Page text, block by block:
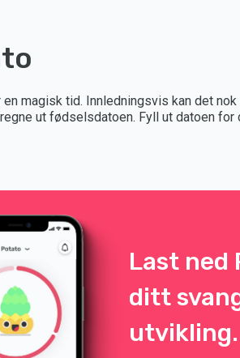
magisk tid. Innledningsvis kan det
ut fødselsdatoen. Fyll ut datoen
Last ned
ditt
utvikling.